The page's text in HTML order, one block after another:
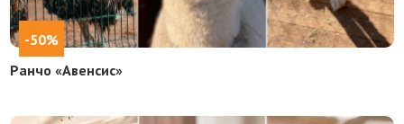
-50%
Ранчо «Авенсис»